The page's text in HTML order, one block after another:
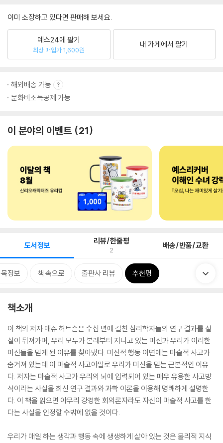
이미 소장하고 있다면 판매해 보세요.
예스24에 팔기
최상 매입가 1,600원
내 가게에서 팔기
해외배송 가능
문화비소득공제 가능
이 분야의 이벤트 21
도서정보 리뷰/한줄평
2 배송/반품/교환
정보 책 속으로 출판사 리뷰 추천평
책소개
이 책의 저자 매슈 허트슨은 수십 년에 걸친 심리학자들의 연구 결과를 샅
샅이 뒤져가며, 우리 모두가 본래부터 지니고 있는 미신과 우리가 이러한
미신들을 믿게 된 이유를 찾아냈다. 미신적 행동 이면에는 마술적 사고가
숨겨져 있는데 이 마술적 사고야말로 우리가 미신을 믿는 근본적인 이유
다. 저자는 마술적 사고가 우리의 뇌에 입력되어 있는 매우 유용한 사고방
식이라는 사실을 최신 연구 결과와 과학 이론을 이용해 명쾌하게 설명한
다. 이 책을 읽으면 아무리 강경한 회의론자라도 자신이 마술적 사고를 한
다는 사실을 인정할 수밖에 없을 것이다.
우리가 매일 하는 생각과 행동 속에 생생하게 살아 있는 것은 물리적 지식